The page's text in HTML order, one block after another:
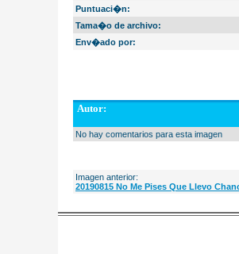
Puntuaci�n:
Tama�o de archivo:
Env�ado por:
Autor:
No hay comentarios para esta imagen
Imagen anterior:
20190815 No Me Pises Que Llevo